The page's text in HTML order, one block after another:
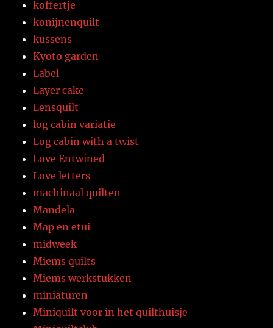
koffertje
konijnenquilt
kussens
Kyoto garden
Label
Layer cake
Lensquilt
log cabin variatie
Log cabin with a twist
Love Entwined
Love letters
machinaal quilten
Mandela
Map en etui
midweek
Miems quilts
Miems werkstukken
miniaturen
Miniquilt voor in het quilthuisje